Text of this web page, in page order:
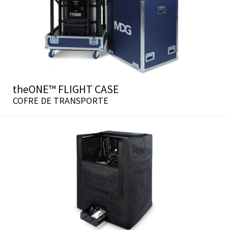
theONE™ FLIGHT CASE
COFRE DE TRANSPORTE